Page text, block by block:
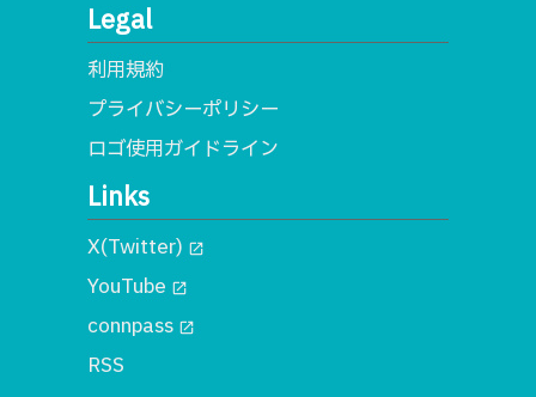
Legal
利用規約
プライバシーポリシー
ロゴ使用ガイドライン
Links
X(Twitter) open_in_new
YouTube open_in_new
connpass open_in_new
RSS